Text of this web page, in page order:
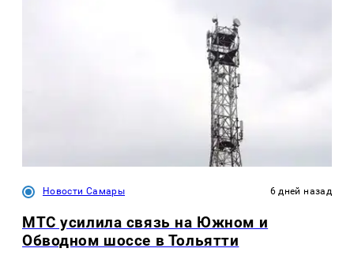
Новости Самары 6 дней назад
МТС усилила связь на Южном и
Обводном шоссе в Тольятти